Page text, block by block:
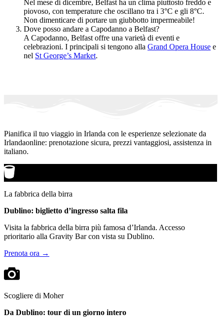
Nel mese di dicembre, Belfast ha un clima piuttosto freddo e
piovoso, con temperature che oscillano tra i 3°C e gli 8°C.
Non dimenticare di portare un giubbotto impermeabile!
Dove posso andare a Capodanno a Belfast?
A Capodanno, Belfast offre una varietà di eventi e
celebrazioni. I principali si tengono alla Grand Opera House e
nel St George’s Market.
Pianifica il tuo viaggio in Irlanda con le esperienze selezionate da
Irlandaonline: prenotazione sicura, prezzi vantaggiosi, assistenza in
italiano.
La fabbrica della birra
Dublino: biglietto d’ingresso salta fila
Visita la fabbrica della birra più famosa d’Irlanda. Accesso
prioritario alla Gravity Bar con vista su Dublino.
Prenota ora →
Scogliere di Moher
Da Dublino: tour di un giorno intero